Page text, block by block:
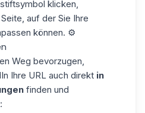
klicken,
auf der Sie Ihre
können. ⚙️
Weg bevorzugen,
Ihre URL auch direkt in
finden und